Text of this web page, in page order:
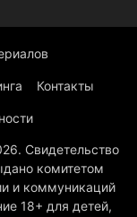
Контакты
Свидетельство
комитетом
и коммуникаций
18+ для детей,